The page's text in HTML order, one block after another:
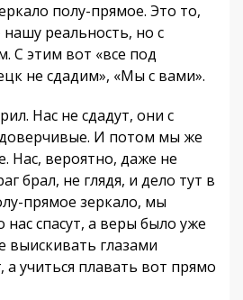
полу-прямое. Это то,
реальность, но с
С этим вот «все под
не сдадим», «Мы с вами».
Нас не сдадут, они с
И потом мы же
Нас, вероятно, даже не
брал, не глядя, и дело тут в
прямое зеркало, мы
нас спасут, а веры было уже
выискивать глазами
а учиться плавать вот прямо